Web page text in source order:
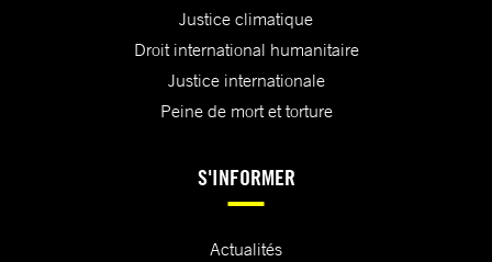
Justice climatique
Droit international humanitaire
Justice internationale
Peine de mort et torture
S'INFORMER
Actualités